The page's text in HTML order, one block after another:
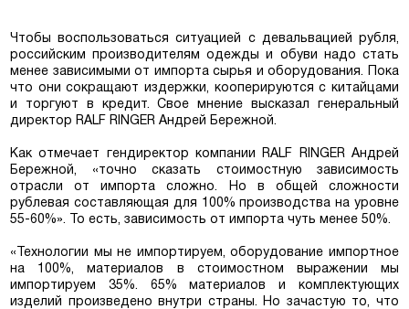
Детям
Капсула
Аутлет
Акции / Новости
Адреса магазинов
Чтобы воспользоваться ситуацией с девальвацией рубля,
российским производителям одежды и обуви надо стать
менее зависимыми от импорта сырья и оборудования. Пока
что они сокращают издержки, кооперируются с китайцами
и торгуют в кредит. Свое мнение высказал генеральный
директор RALF RINGER Андрей Бережной.
Как отмечает гендиректор компании RALF RINGER Андрей
Бережной, «точно сказать стоимостную зависимость
отрасли от импорта сложно. Но в общей сложности
рублевая составляющая для 100% производства на уровне
55-60%». То есть, зависимость от импорта чуть менее 50%.
«Технологии мы не импортируем, оборудование импортное
на 100%, материалов в стоимостном выражении мы
импортируем 35%. 65% материалов и комплектующих
изделий произведено внутри страны. Но зачастую то, что